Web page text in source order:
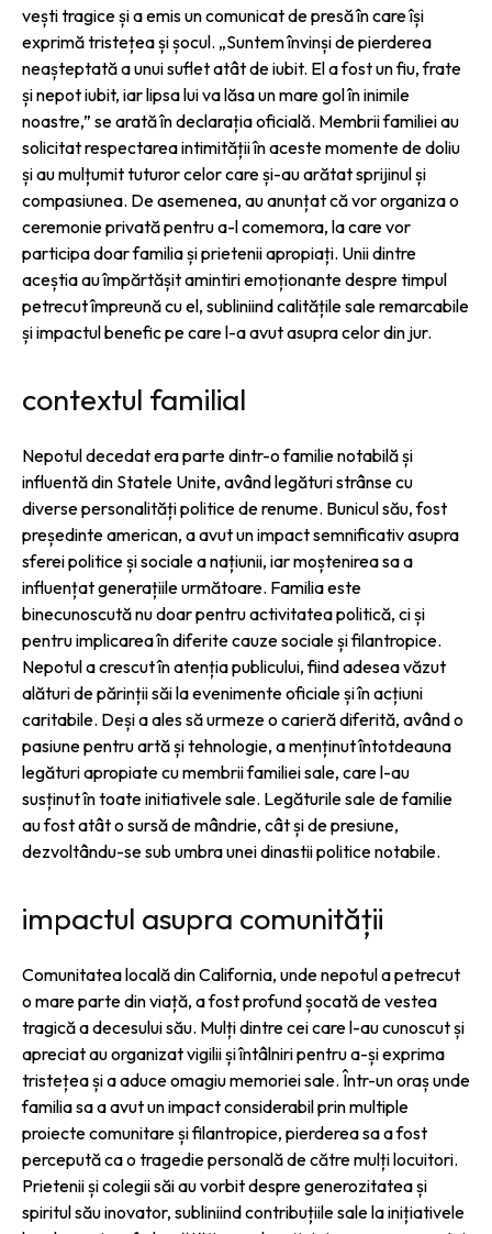
vești tragice și a emis un comunicat de presă în care își
exprimă tristețea și șocul. „Suntem învinși de pierderea
neașteptată a unui suflet atât de iubit. El a fost un fiu, frate
și nepot iubit, iar lipsa lui va lăsa un mare gol în inimile
noastre,” se arată în declarația oficială. Membrii familiei au
solicitat respectarea intimității în aceste momente de doliu
și au mulțumit tuturor celor care și-au arătat sprijinul și
compasiunea. De asemenea, au anunțat că vor organiza o
ceremonie privată pentru a-l comemora, la care vor
participa doar familia și prietenii apropiați. Unii dintre
aceștia au împărtășit amintiri emoționante despre timpul
petrecut împreună cu el, subliniind calitățile sale remarcabile
și impactul benefic pe care l-a avut asupra celor din jur.
contextul familial
Nepotul decedat era parte dintr-o familie notabilă și
influentă din Statele Unite, având legături strânse cu
diverse personalități politice de renume. Bunicul său, fost
președinte american, a avut un impact semnificativ asupra
sferei politice și sociale a națiunii, iar moștenirea sa a
influențat generațiile următoare. Familia este
binecunoscută nu doar pentru activitatea politică, ci și
pentru implicarea în diferite cauze sociale și filantropice.
Nepotul a crescut în atenția publicului, fiind adesea văzut
alături de părinții săi la evenimente oficiale și în acțiuni
caritabile. Deși a ales să urmeze o carieră diferită, având o
pasiune pentru artă și tehnologie, a menținut întotdeauna
legături apropiate cu membrii familiei sale, care l-au
susținut în toate initiativele sale. Legăturile sale de familie
au fost atât o sursă de mândrie, cât și de presiune,
dezvoltându-se sub umbra unei dinastii politice notabile.
impactul asupra comunității
Comunitatea locală din California, unde nepotul a petrecut
o mare parte din viață, a fost profund șocată de vestea
tragică a decesului său. Mulți dintre cei care l-au cunoscut și
apreciat au organizat vigilii și întâlniri pentru a-și exprima
tristețea și a aduce omagiu memoriei sale. Într-un oraș unde
familia sa a avut un impact considerabil prin multiple
proiecte comunitare și filantropice, pierderea sa a fost
percepută ca o tragedie personală de către mulți locuitori.
Prietenii și colegii săi au vorbit despre generozitatea și
spiritul său inovator, subliniind contribuțiile sale la inițiativele